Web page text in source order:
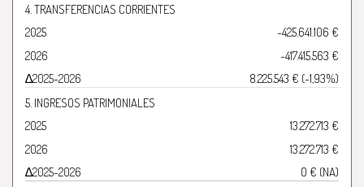
4. TRANSFERENCIAS CORRIENTES
2025
-425.641.106 €
2026
-417.415.563 €
∆2025-2026
8.225.543 € (-1,93%)
5. INGRESOS PATRIMONIALES
2025
13.272.713 €
2026
13.272.713 €
∆2025-2026
0 € (NA)